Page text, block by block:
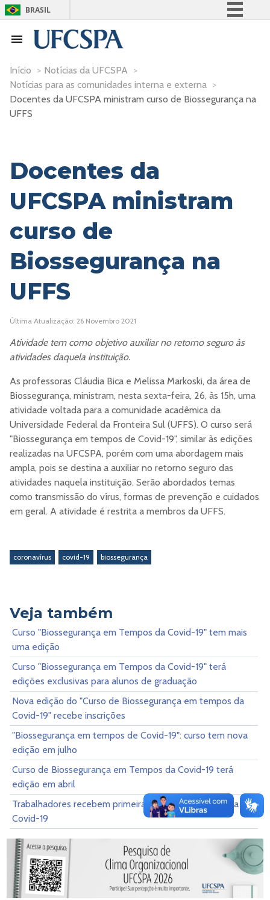
BRASIL
Acesso à informação
Início > Notícias da UFCSPA >
Notícias para as comunidades interna e externa >
Docentes da UFCSPA ministram curso de Biossegurança na
UFFS
Docentes da
UFCSPA ministram
curso de
Biossegurança na
UFFS
Última Atualização: 26 Novembro 2021
Atividade tem como objetivo auxiliar no retorno seguro às
atividades daquela instituição.
As professoras Cláudia Bica e Melissa Markoski, da área de
Biossegurança, ministram, nesta sexta-feira, 26, às 15h, uma
atividade voltada para a comunidade acadêmica da
Universidade Federal da Fronteira Sul (UFFS). O curso será
"Biossegurança em tempos de Covid-19", similar às edições
realizadas na UFCSPA, porém com uma abordagem mais
ampla, pois se destina a auxiliar no retorno seguro das
atividades naquela instituição. Serão abordados temas
como transmissão do vírus, formas de prevenção e cuidados
em geral. A atividade é restrita a membros da UFFS.
coronavírus covid-19 biossegurança
Veja também
Curso "Biossegurança em Tempos da Covid-19" tem mais
uma edição
Curso "Biossegurança em Tempos da Covid-19" terá
edições exclusivas para alunos de graduação
Nova edição do "Curso de Biossegurança em tempos da
Covid-19" recebe inscrições
"Biossegurança em tempos de Covid-19": curso tem nova
edição em julho
Curso de Biossegurança em Tempos da Covid-19 terá
edição em abril
Trabalhadores recebem primeira dose da vacina contra a
Covid-19